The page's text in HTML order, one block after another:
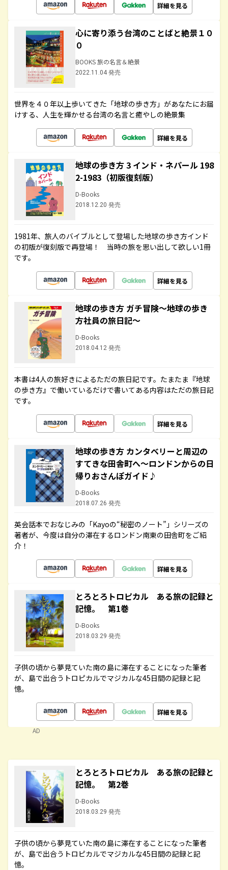
詳細を見る
心に寄り添う台湾のことばと絶景１０
０
BOOKS 旅の名言＆絶景
2022.11.04 発売
世界を４０年以上歩いてきた「地球の歩き方」があなたにお届
けする、人生を輝かせる台湾の名言と癒やしの絶景集
詳細を見る
地球の歩き方 3 インド・ネパール 198
2-1983（初版復刻版）
D-Books
2018.12.20 発売
1981年、旅人のバイブルとして登場した地球の歩き方インド
の初版が復刻版で再登場！ 当時の旅を思い出して欲しい1冊
です。
詳細を見る
地球の歩き方 ガチ冒険～地球の歩き
方社員の旅日記～
D-Books
2018.04.12 発売
本書は4人の旅好きによるただの旅日記です。たまたま『地球
の歩き方』で働いているだけで書いてある内容はただの旅日記
です。
詳細を見る
地球の歩き方 カンタベリーと周辺の
すてきな田舎町へ～ロンドンからの日
帰りおさんぽガイド♪
D-Books
2018.07.26 発売
英会話本でおなじみの「Kayoの“秘密のノート”」シリーズの
著者が、今度は自分の滞在するロンドン南東の田舎町をご紹
介！
詳細を見る
とろとろトロピカル ある旅の記録と
記憶。 第1巻
D-Books
2018.03.29 発売
子供の頃から夢見ていた南の島に滞在することになった筆者
が、島で出合うトロピカルでマジカルな45日間の記録と記
憶。
詳細を見る
AD
とろとろトロピカル ある旅の記録と
記憶。 第2巻
D-Books
2018.03.29 発売
子供の頃から夢見ていた南の島に滞在することになった筆者
が、島で出合うトロピカルでマジカルな45日間の記録と記
憶。